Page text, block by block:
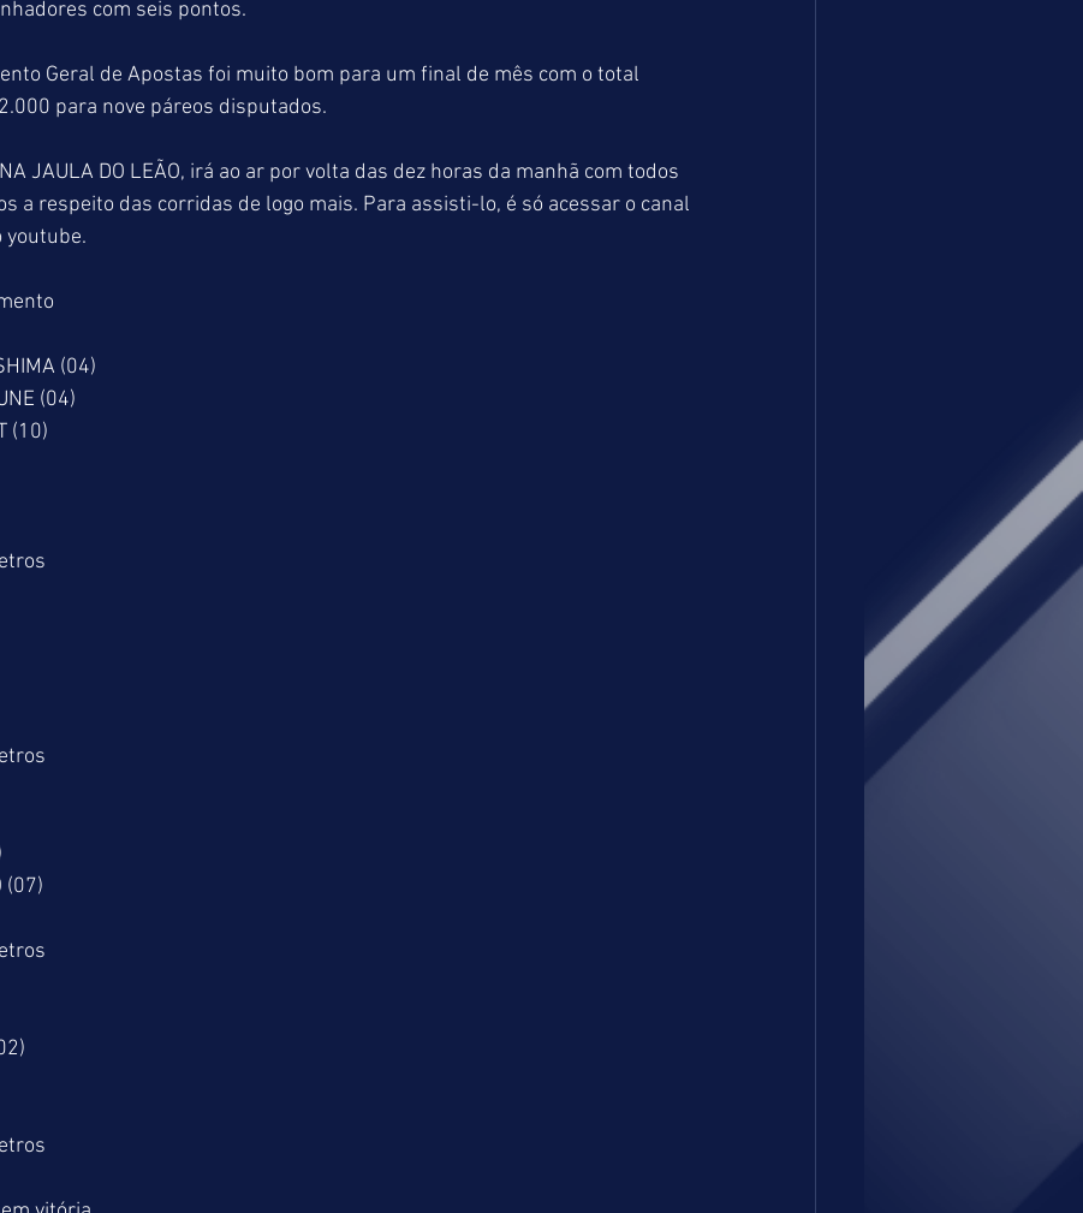
com seis pontos.
Geral de Apostas foi muito bom para um final de mês com o total
para nove páreos disputados.
JAULA DO LEÃO, irá ao ar por volta das dez horas da manhã com todos
a respeito das corridas de logo mais. Para assisti-lo, é só acessar o canal
youtube.
(04)
(04)
(10)
(07)